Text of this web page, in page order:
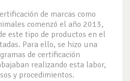
de marcas como
comenzó el año 2013,
este tipo de productos en el
Para ello, se hizo una
de certificación
realizando esta labor,
y procedimientos.